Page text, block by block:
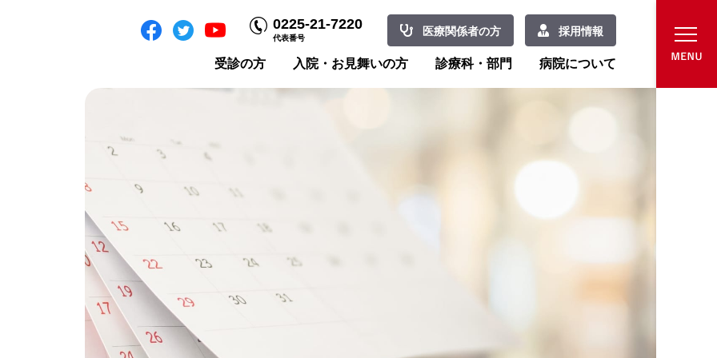
0225-21-7220
代表番号
医療関係者の方 採用情報
受診の方 入院・お見舞いの方 診療科・部門 病院について